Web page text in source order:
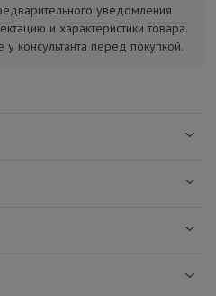
уведомления
и характеристики товара.
консультанта перед покупкой.